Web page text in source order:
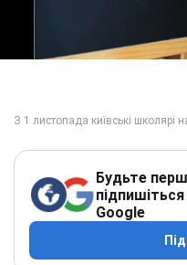
Будьте
Google